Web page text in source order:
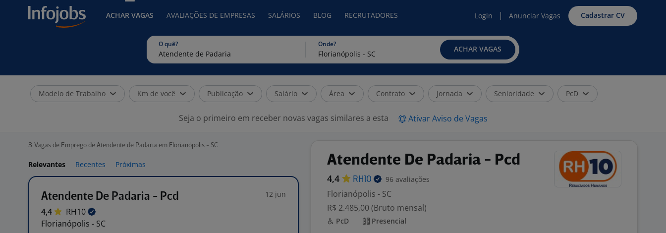
ACHAR VAGAS AVALIAÇÕES DE EMPRESAS SALÁRIOS BLOG RECRUTADORES Login Anunciar Vagas Cadastrar CV
O quê? Onde?
ACHAR VAGAS
Modelo de Trabalho Km de você Publicação Salário Área Contrato Jornada Senioridade PcD
Seja o primeiro em receber novas vagas similares a esta Ativar Aviso de Vagas
3 Vagas de Emprego de Atendente de Padaria em Florianópolis - SC
Relevantes Recentes Próximas
Atendente De Padaria - Pcd 12 jun
4,4
RH10
Florianópolis - SC
Atendente De Padaria - Pcd
4,4 RH10 96 avaliações
Florianópolis - SC
R$ 2.485,00 (Bruto mensal)
PcD Presencial